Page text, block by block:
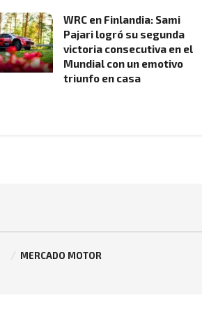
WRC en Finlandia: Sami
Pajari logró su segunda
victoria consecutiva en el
Mundial con un emotivo
triunfo en casa
MERCADO MOTOR